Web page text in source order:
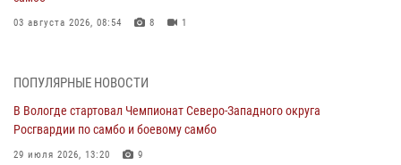
03 августа 2026, 08:54 8 1
ОХРАНЫ РОСГВАРДИИ В ВОЛОГОДСКОЙ ОБЛАСТИ ЗАДЕРЖАНО 23
02 августа 2026, 10:37
Росгвардейцы в г. Соколе задержали несовершеннолетнего
ПОПУЛЯРНЫЕ НОВОСТИ
В Вологде стартовал Чемпионат Северо-Западного округа
Росгвардии по самбо и боевому самбо
29 июля 2026, 13:20 9